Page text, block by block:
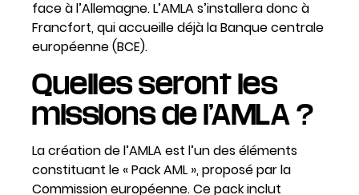
face à l’Allemagne. L’AMLA s’installera donc à
Francfort, qui accueille déjà la Banque centrale
européenne (BCE).
Quelles seront les
missions de l’AMLA ?
La création de l’AMLA est l’un des éléments
constituant le « Pack AML », proposé par la
Commission européenne. Ce pack inclut